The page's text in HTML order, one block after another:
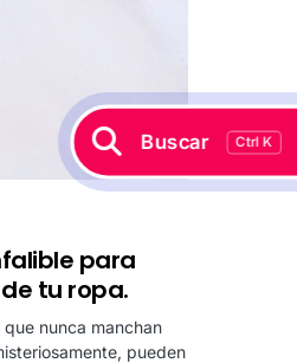
para
tu ropa.
nunca manchan
pueden
Buscar Ctrl K